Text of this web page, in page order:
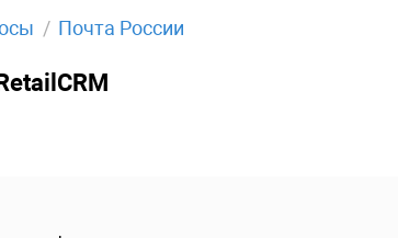
Почта России